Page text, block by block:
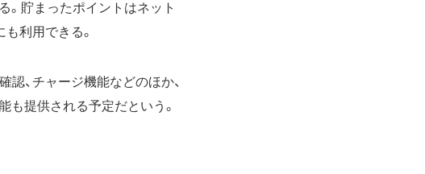
。貯まったポイントはネット
利用できる。
、チャージ機能などのほか、
も提供される予定だという。